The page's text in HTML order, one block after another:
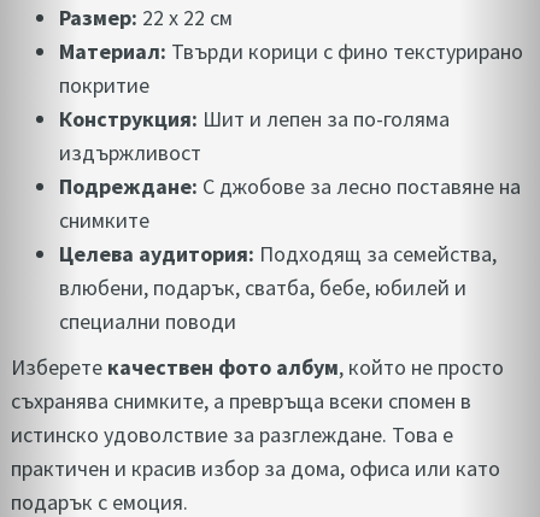
Размер: 22 х 22 см
Материал: Твърди корици с фино текстурирано
покритие
Конструкция: Шит и лепен за по-голяма
издържливост
Подреждане: С джобове за лесно поставяне на
снимките
Целева аудитория: Подходящ за семейства,
влюбени, подарък, сватба, бебе, юбилей и
специални поводи
Изберете качествен фото албум, който не просто
съхранява снимките, а превръща всеки спомен в
истинско удоволствие за разглеждане. Това е
практичен и красив избор за дома, офиса или като
подарък с емоция.